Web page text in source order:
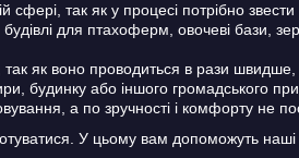
так як у процесі потрібно
для птахоферм, овочеві бази,
як воно проводиться в рази
будинку або іншого
а по зручності і комфорту не
У цьому вам допоможуть наші